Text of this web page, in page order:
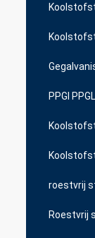
PPGI PPGL
roestvrij
Roestvrij